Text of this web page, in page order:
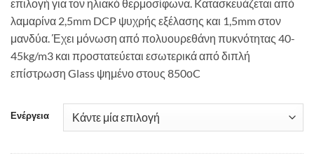
επιλογή για τον ηλιακό θερμοσίφωνα. Kατασκευάζεται από
λαμαρίνα 2,5mm DCP ψυχρής εξέλασης και 1,5mm στον
μανδύα. Έχει μόνωση από πολυουρεθάνη πυκνότητας 40-
45kg/m3 και προστατεύεται εσωτερικά από διπλή
επίστρωση Glass ψημένο στους 850οC
Ενέργεια